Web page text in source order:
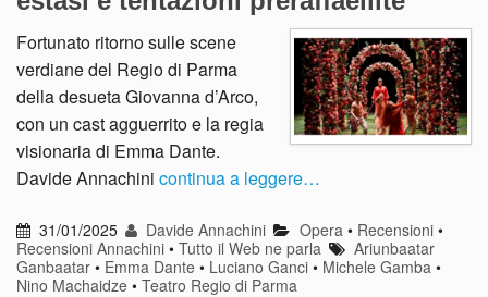
Fortunato ritorno sulle scene
verdiane del Regio di Parma
della desueta Giovanna d’Arco,
con un cast agguerrito e la regia
visionaria di Emma Dante.
Davide Annachini continua a leggere…
31/01/2025 Davide Annachini Opera • Recensioni•
Recensioni Annachini • Tutto il Web ne parla
Ariunbaatar
Ganbaatar • Emma Dante • Luciano Ganci • Michele Gamba •
Nino Machaidze • Teatro Regio di Parma